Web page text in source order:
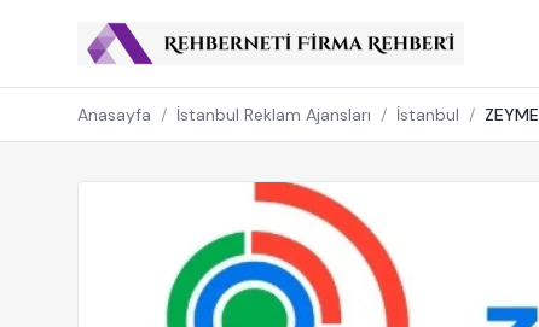
Anasayfa / İstanbul Reklam Ajansları / İstanbul /